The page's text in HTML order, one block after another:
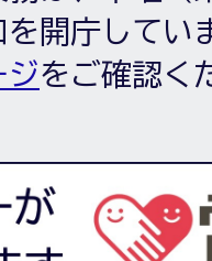
を開庁してい
ジをご確認く